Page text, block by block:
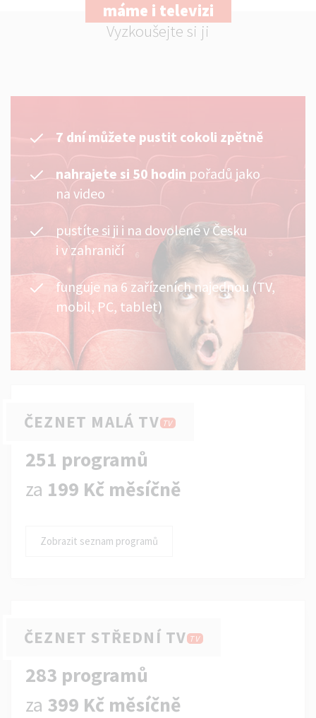
máme i televizi
Vyzkoušejte si ji
7 dní můžete pustit cokoli zpětně
nahrajete si 50 hodin pořadů jako
na video
pustíte si ji i na dovolené v Česku
i v zahraničí
funguje na 6 zařízeních najednou (TV,
mobil, PC, tablet)
ČEZNET MALÁ TV TV
251 programů
za 199 Kč měsíčně
Zobrazit seznam programů
ČEZNET STŘEDNÍ TV TV
283 programů
za 399 Kč měsíčně